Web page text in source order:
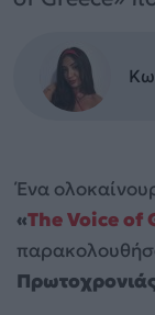
Ένα
«The Voice of